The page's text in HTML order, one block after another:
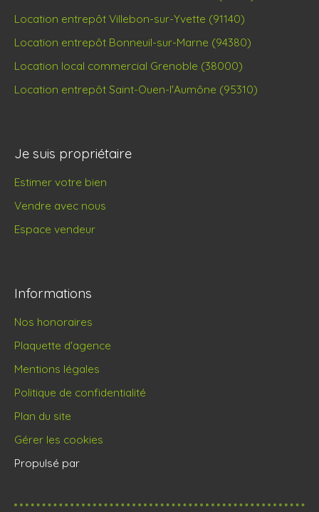
Location entrepôt Villebon-sur-Yvette (91140)
Location entrepôt Bonneuil-sur-Marne (94380)
Location local commercial Grenoble (38000)
Location entrepôt Saint-Ouen-l'Aumône (95310)
Je suis propriétaire
Estimer votre bien
Vendre avec nous
Espace vendeur
Informations
Nos honoraires
Plaquette d'agence
Mentions légales
Politique de confidentialité
Plan du site
Gérer les cookies
Propulsé par